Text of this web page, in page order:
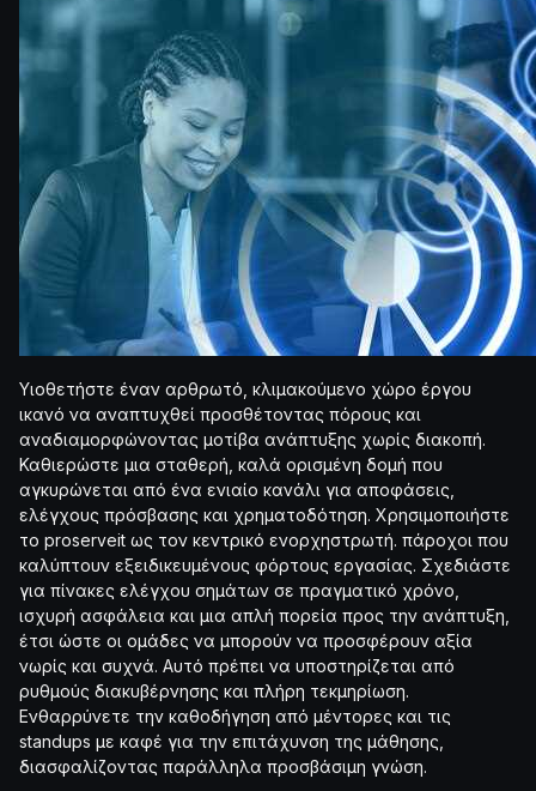
Υιοθετήστε έναν αρθρωτό, κλιμακούμενο χώρο έργου
ικανό να αναπτυχθεί προσθέτοντας πόρους και
αναδιαμορφώνοντας μοτίβα ανάπτυξης χωρίς διακοπή.
Καθιερώστε μια σταθερή, καλά ορισμένη δομή που
αγκυρώνεται από ένα ενιαίο κανάλι για αποφάσεις,
ελέγχους πρόσβασης και χρηματοδότηση. Χρησιμοποιήστε
το proserveit ως τον κεντρικό ενορχηστρωτή. πάροχοι που
καλύπτουν εξειδικευμένους φόρτους εργασίας. Σχεδιάστε
για πίνακες ελέγχου σημάτων σε πραγματικό χρόνο,
ισχυρή ασφάλεια και μια απλή πορεία προς την ανάπτυξη,
έτσι ώστε οι ομάδες να μπορούν να προσφέρουν αξία
νωρίς και συχνά. Αυτό πρέπει να υποστηρίζεται από
ρυθμούς διακυβέρνησης και πλήρη τεκμηρίωση.
Ενθαρρύνετε την καθοδήγηση από μέντορες και τις
standups με καφέ για την επιτάχυνση της μάθησης,
διασφαλίζοντας παράλληλα προσβάσιμη γνώση.